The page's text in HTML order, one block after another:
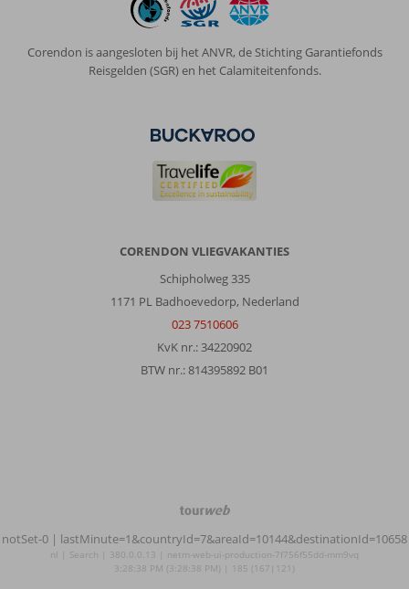
Corendon is aangesloten bij het ANVR, de Stichting Garantiefonds
Reisgelden (SGR) en het Calamiteitenfonds.
CORENDON VLIEGVAKANTIES
Schipholweg 335
1171 PL Badhoevedorp, Nederland
023 7510606
KvK nr.: 34220902
BTW nr.: 814395892 B01
TourWeb
©
NetMatch
notSet-0 | lastMinute=1&countryId=7&areaId=10144&destinationId=10658
nl | Search | 380.0.0.13 | netm-web-ui-production-7f756f55dd-mm9vq
3:28:38 PM (3:28:38 PM) | 185 (167|121)